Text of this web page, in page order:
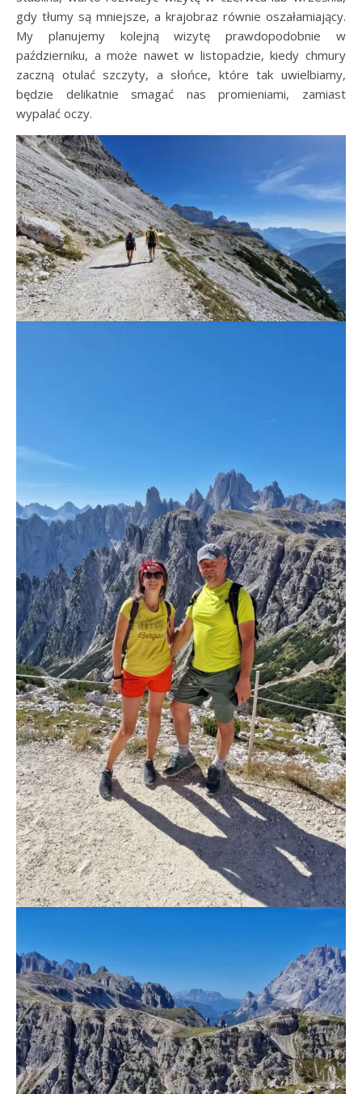
gdy tłumy są mniejsze, a krajobraz równie oszałamiający.
My planujemy kolejną wizytę prawdopodobnie w
październiku, a może nawet w listopadzie, kiedy chmury
zaczną otulać szczyty, a słońce, które tak uwielbiamy,
będzie delikatnie smagać nas promieniami, zamiast
wypalać oczy.